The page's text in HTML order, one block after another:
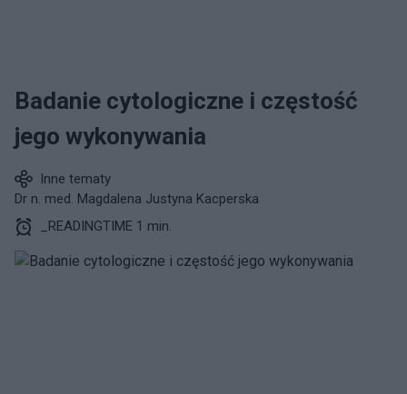
Badanie cytologiczne i częstość
jego wykonywania
Inne tematy
Dr n. med. Magdalena Justyna Kacperska
_READINGTIME 1 min.